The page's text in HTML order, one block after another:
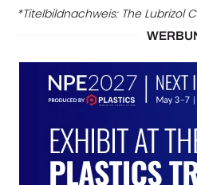
*Titelbildnachweis: The Lubrizol